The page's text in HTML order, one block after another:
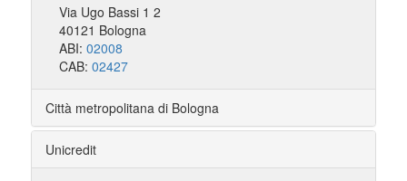
Via Ugo Bassi 1 2
40121 Bologna
ABI: 02008
CAB: 02427
Città metropolitana di Bologna
Unicredit